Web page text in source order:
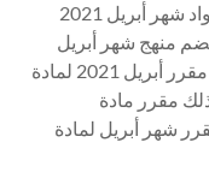
مقررات جميع المواد شهر أبريل 2021
منهج شهر أبريل
2021 لمادة اللغة العربية . وتوزيع منهج أو مقرر أبريل 2021 لمادة
مقرر مادة
2021 . وأيضا مقرر شهر أبريل لمادة